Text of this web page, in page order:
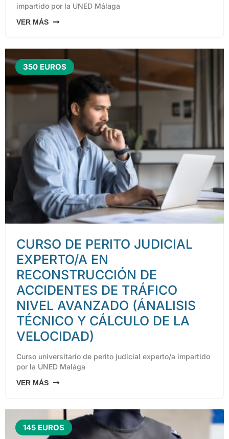
impartido por la UNED Málaga
VER MÁS
350 EUROS
CURSO DE PERITO JUDICIAL
EXPERTO/A EN
RECONSTRUCCIÓN DE
ACCIDENTES DE TRÁFICO
NIVEL AVANZADO (ÁNALISIS
TÉCNICO Y CÁLCULO DE LA
VELOCIDAD)
Curso universitario de perito judicial experto/a impartido
por la UNED Malága
VER MÁS
145 EUROS